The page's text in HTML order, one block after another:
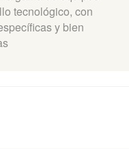
tecnológico, con
y bien